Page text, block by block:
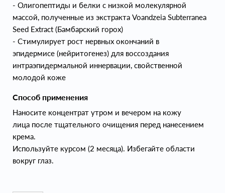
- Олигопептиды и белки с низкой молекулярной
массой, полученные из экстракта Voandzeia Subterranea
Seed Extract (Бамбарский горох)
- Стимулирует рост нервных окончаний в
эпидермисе (нейритогенез) для воссоздания
интраэпидермальной иннервации, свойственной
молодой коже
Способ применения
Наносите концентрат утром и вечером на кожу
лица после тщательного очищения перед нанесением
крема.
Используйте курсом (2 месяца). Избегайте области
вокруг глаз.